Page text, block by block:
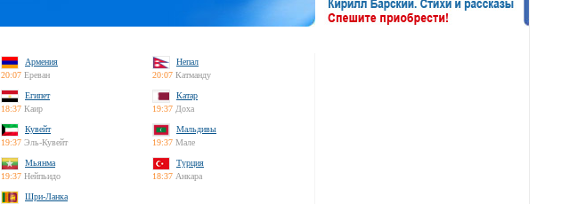
Армения
20:07 Ереван
Непал
20:07 Катманду
Египет
18:37 Каир
Катар
19:37 Доха
Кувейт
19:37 Эль-Кувейт
Мальдивы
19:37 Мале
Мьянма
19:37 Нейпьидо
Турция
18:37 Анкара
Шри-Ланка